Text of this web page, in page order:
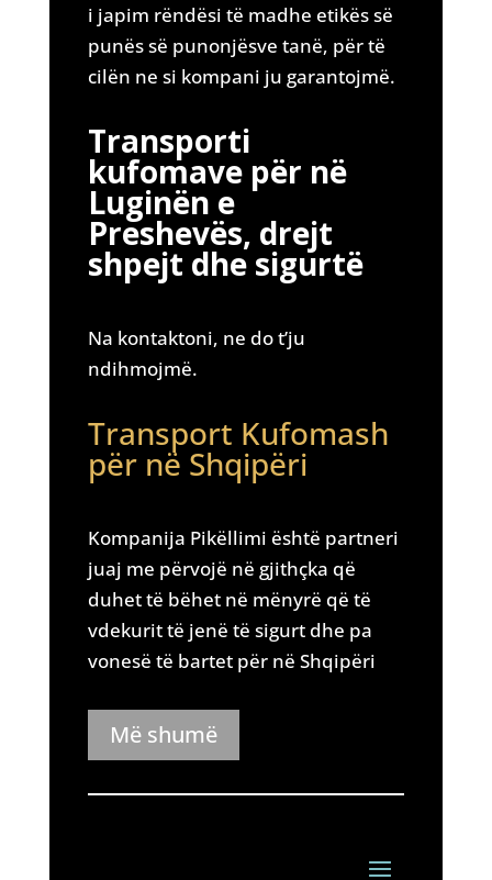
i japim rëndësi të madhe etikës së
punës së punonjësve tanë, për të
cilën ne si kompani ju garantojmë.
Transporti
kufomave për në
Luginën e
Preshevës, drejt
shpejt dhe sigurtë
Na kontaktoni, ne do t’ju
ndihmojmë.
Transport Kufomash
për në Shqipëri
Kompanija Pikëllimi është partneri
juaj me përvojë në gjithçka që
duhet të bëhet në mënyrë që të
vdekurit të jenë të sigurt dhe pa
vonesë të bartet për në Shqipëri
Më shumë